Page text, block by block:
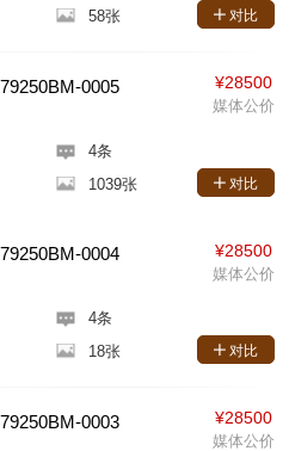
58张 对比
0005
4条
1039张
¥28500
媒体公价
对比
0004
4条
18张
¥28500
媒体公价
对比
0003 ¥28500
媒体公价